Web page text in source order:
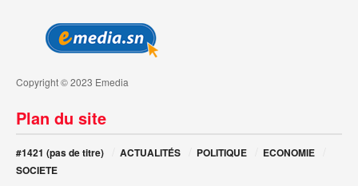
Copyright © 2023 Emedia
Plan du site
#1421 (pas de titre) ACTUALITÉS POLITIQUE
ECONOMIE
SOCIETE